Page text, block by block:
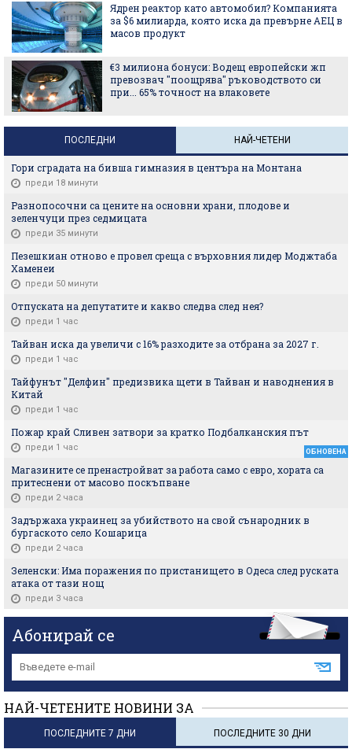
Ядрен реактор като автомобил? Компанията
за $6 милиарда, която иска да превърне АЕЦ в
масов продукт
€3 милиона бонуси: Водещ европейски жп
превозвач "поощрява" ръководството си
при... 65% точност на влаковете
ПОСЛЕДНИ НАЙ-ЧЕТЕНИ
Гори сградата на бивша гимназия в центъра на Монтана
преди 18 минути
Разнопосочни са цените на основни храни, плодове и
зеленчуци през седмицата
преди 35 минути
Пезешкиан отново е провел среща с върховния лидер Моджтаба
Хаменеи
преди 50 минути
Отпуската на депутатите и какво следва след нея?
преди 1 час
Тайван иска да увеличи с 16% разходите за отбрана за 2027 г.
преди 1 час
Тайфунът "Делфин" предизвика щети в Тайван и наводнения в
Китай
преди 1 час
Пожар край Сливен затвори за кратко Подбалканския път
преди 1 час ОБНОВЕНА
Магазините се пренастройват за работа само с евро, хората са
притеснени от масово поскъпване
преди 2 часа
Задържаха украинец за убийството на свой сънародник в
бургаското село Кошарица
преди 2 часа
Зеленски: Има поражения по пристанището в Одеса след руската
атака от тази нощ
преди 3 часа
Абонирай се
НАЙ-ЧЕТЕНИТЕ НОВИНИ ЗА
ПОСЛЕДНИТЕ 7 ДНИ ПОСЛЕДНИТЕ 30 ДНИ